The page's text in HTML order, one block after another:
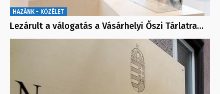
HAZÁNK - KÖZÉLET
Lezárult a válogatás a Vásárhelyi Őszi Tárlatra…